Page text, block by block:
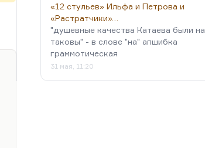
«12 стульев» Ильфа и Петрова и
«Растратчики»…
"душевные качества Катаева были на
таковы" - в слове "на" апшибка
граммотическая
31 мая, 11:20